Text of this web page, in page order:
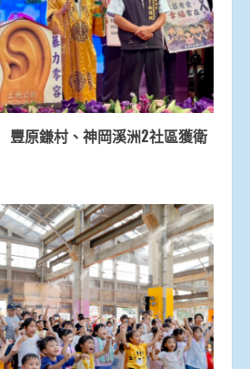
原鎌村、神岡溪洲2社區獲衛